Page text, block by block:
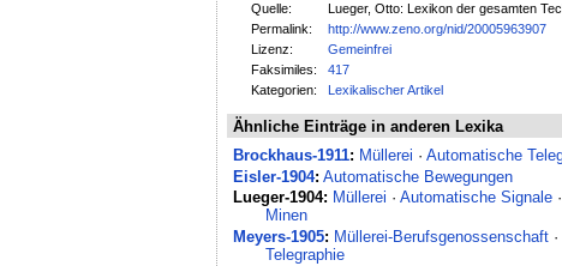
Quelle:
Lueger, Otto: Lexikon der gesamten
Permalink:
http://www.zeno.org/nid/20005963907
Lizenz:
Gemeinfrei
Faksimiles:
417
Kategorien:
Lexikalischer Artikel
Ähnliche Einträge in anderen Lexika
Brockhaus-1911: Müllerei ·Automatische
Eisler-1904: Automatische Bewegungen
Lueger-1904: Müllerei ·Automatische Signale
Minen
Meyers-1905: Müllerei-Berufsgenossenschaft
Telegraphie